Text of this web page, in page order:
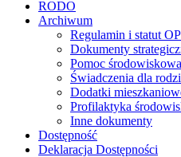
RODO
Archiwum
Regulamin i statut
Dokumenty
Pomoc środowiskowa
Świadczenia dla
Dodatki
Profilaktyka
Inne dokumenty
Dostępność
Deklaracja Dostępności